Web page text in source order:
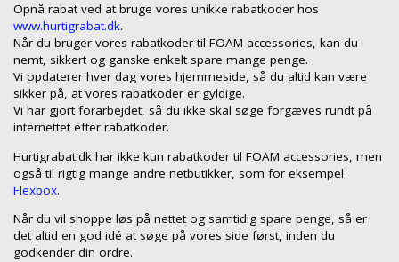
Opnå rabat ved at bruge vores unikke rabatkoder hos
www.hurtigrabat.dk.
Når du bruger vores rabatkoder til FOAM accessories, kan du
nemt, sikkert og ganske enkelt spare mange penge.
Vi opdaterer hver dag vores hjemmeside, så du altid kan være
sikker på, at vores rabatkoder er gyldige.
Vi har gjort forarbejdet, så du ikke skal søge forgæves rundt på
internettet efter rabatkoder.
Hurtigrabat.dk har ikke kun rabatkoder til FOAM accessories, men
også til rigtig mange andre netbutikker, som for eksempel
Flexbox.
Når du vil shoppe løs på nettet og samtidig spare penge, så er
det altid en god idé at søge på vores side først, inden du
godkender din ordre.